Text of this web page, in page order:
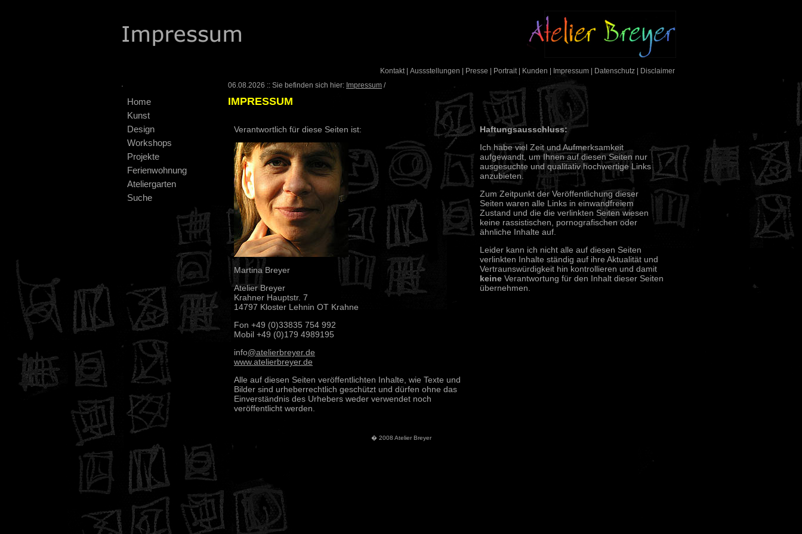
Kontakt| Aussstellungen Presse Portrait| Kunden Impressum Datenschutz Disclaimer
Home
Kunst
Design
Workshops
Projekte
Ferienwohnung
Ateliergarten
Suche
06.08.2026 :: Sie befinden sich hier: Impressum /
IMPRESSUM
Verantwortlich für diese Seiten ist:
Martina Breyer
Atelier Breyer
Krahner Hauptstr. 7
14797 Kloster Lehnin OT Krahne
Fon +49 (0)33835 754 992
Mobil +49 (0)179 4989195
info@atelierbreyer.de
www.atelierbreyer.de
Alle auf diesen Seiten veröffentlichten Inhalte, wie Texte und
Bilder sind urheberrechtlich geschützt und dürfen ohne das
Einverständnis des Urhebers weder verwendet noch
veröffentlicht werden.
Haftungsausschluss:
Ich habe viel Zeit und Aufmerksamkeit
aufgewandt, um Ihnen auf diesen Seiten nur
ausgesuchte und qualitativ hochwertige Links
anzubieten.
Zum Zeitpunkt der Veröffentlichung dieser
Seiten waren alle Links in einwandfreiem
Zustand und die die verlinkten Seiten wiesen
keine rassistischen, pornografischen oder
ähnliche Inhalte auf.
Leider kann ich nicht alle auf diesen Seiten
verlinkten Inhalte ständig auf ihre Aktualität und
Vertraunswürdigkeit hin kontrollieren und damit
keine Verantwortung für den Inhalt dieser Seiten
übernehmen.
� 2008 Atelier Breyer